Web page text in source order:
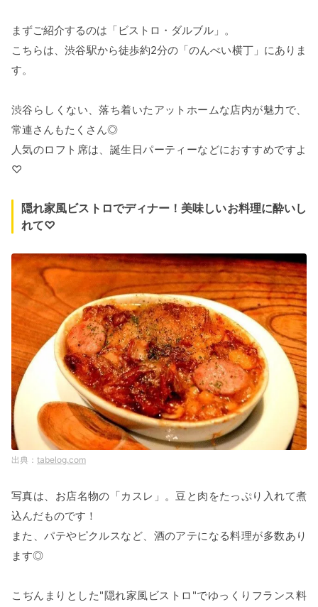
まずご紹介するのは「ビストロ・ダルブル」。
こちらは、渋谷駅から徒歩約2分の「のんべい横丁」にありま
す。
渋谷らしくない、落ち着いたアットホームな店内が魅力で、
常連さんもたくさん◎
人気のロフト席は、誕生日パーティーなどにおすすめですよ
♡
隠れ家風ビストロでディナー！美味しいお料理に酔いし
れて♡
tabelog.com
写真は、お店名物の「カスレ」。豆と肉をたっぷり入れて煮
込んだものです！
また、パテやピクルスなど、酒のアテになる料理が多数あり
ます◎
こぢんまりとした"隠れ家風ビストロ"でゆっくりフランス料